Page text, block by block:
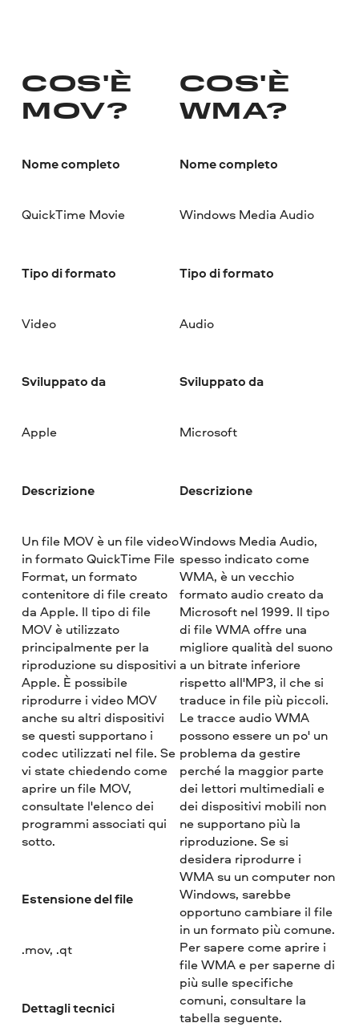
COS'È
MOV?
Nome completo
QuickTime Movie
Tipo di formato
Video
Sviluppato da
Apple
Descrizione
Un file MOV è un file video
in formato QuickTime File
Format, un formato
contenitore di file creato
da Apple. Il tipo di file
MOV è utilizzato
principalmente per la
riproduzione su dispositivi
Apple. È possibile
riprodurre i video MOV
anche su altri dispositivi
se questi supportano i
codec utilizzati nel file. Se
vi state chiedendo come
aprire un file MOV,
consultate l'elenco dei
programmi associati qui
sotto.
Estensione del file
.mov, .qt
Dettagli tecnici
COS'È
WMA?
Nome completo
Windows Media Audio
Tipo di formato
Audio
Sviluppato da
Microsoft
Descrizione
Windows Media Audio,
spesso indicato come
WMA, è un vecchio
formato audio creato da
Microsoft nel 1999. Il tipo
di file WMA offre una
migliore qualità del suono
a un bitrate inferiore
rispetto all'MP3, il che si
traduce in file più piccoli.
Le tracce audio WMA
possono essere un po' un
problema da gestire
perché la maggior parte
dei lettori multimediali e
dei dispositivi mobili non
ne supportano più la
riproduzione. Se si
desidera riprodurre i
WMA su un computer non
Windows, sarebbe
opportuno cambiare il file
in un formato più comune.
Per sapere come aprire i
file WMA e per saperne di
più sulle specifiche
comuni, consultare la
tabella seguente.